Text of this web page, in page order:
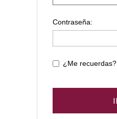
Contraseña:
¿Me recuerdas?